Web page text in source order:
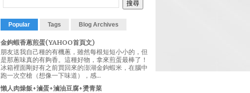
Popular Tags Blog Archives
金鉤蝦香蔥煎蛋(YAHOO首頁文)
朋友送我自己種的有機蔥，雖然每根短短小小的，但
是那蔥味真的有夠香。這種好物，拿來煎蛋最棒了！
冰箱裡面剛好有之前買回來的澎湖金鉤蝦米，在腦中
跑一次空槍（想像一下味道），感...
懶人肉燥飯+滷蛋+滷油豆腐+燙青菜